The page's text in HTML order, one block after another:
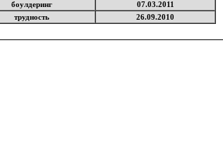
боулдеринг
07.03.2011
трудность 26.09.2010